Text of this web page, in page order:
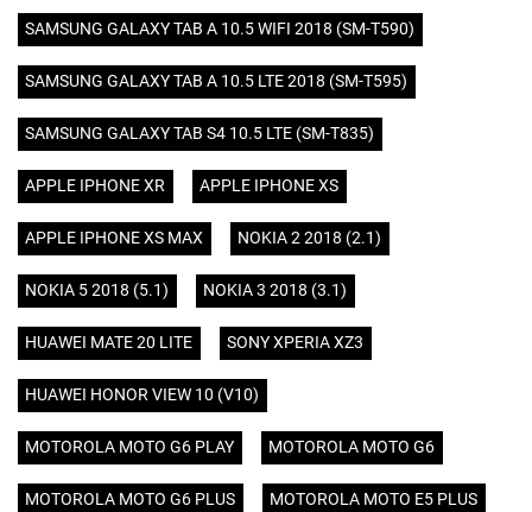
SAMSUNG GALAXY TAB A 10.5 WIFI 2018 (SM-T590)
SAMSUNG GALAXY TAB A 10.5 LTE 2018 (SM-T595)
SAMSUNG GALAXY TAB S4 10.5 LTE (SM-T835)
APPLE IPHONE XR APPLE IPHONE XS
APPLE IPHONE XS MAX NOKIA 2 2018 (2.1)
NOKIA 5 2018 (5.1) NOKIA 3 2018 (3.1)
HUAWEI MATE 20 LITE SONY XPERIA XZ3
HUAWEI HONOR VIEW 10 (V10)
MOTOROLA MOTO G6 PLAY MOTOROLA MOTO G6
MOTOROLA MOTO G6 PLUS MOTOROLA MOTO E5 PLUS